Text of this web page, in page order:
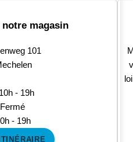
magasin
101
- 19h
- 19h